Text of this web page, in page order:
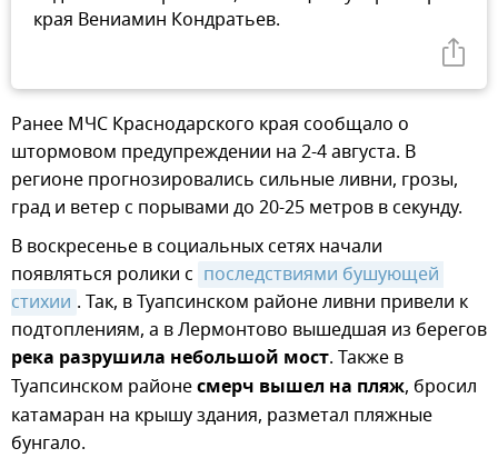
края Вениамин Кондратьев.
Ранее МЧС Краснодарского края сообщало о
штормовом предупреждении на 2-4 августа. В
регионе прогнозировались сильные ливни, грозы,
град и ветер с порывами до 20-25 метров в секунду.
В воскресенье в социальных сетях начали
появляться ролики с последствиями бушующей
стихии . Так, в Туапсинском районе ливни привели к
подтоплениям, а в Лермонтово вышедшая из берегов
река разрушила небольшой мост. Также в
Туапсинском районесмерч вышел на пляж, бросил
катамаран на крышу здания, разметал пляжные
бунгало.